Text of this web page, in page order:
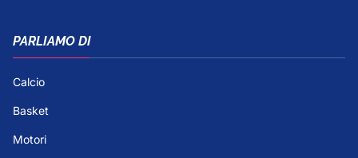
PARLIAMO DI
Calcio
Basket
Motori